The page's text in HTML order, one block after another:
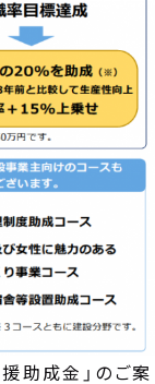
助成金」のご案